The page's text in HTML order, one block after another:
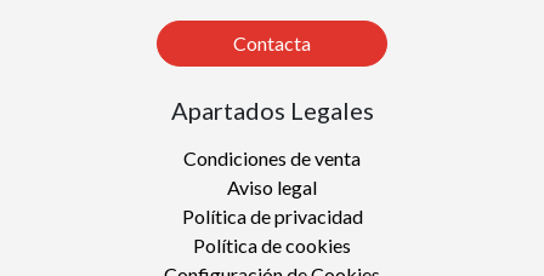
Contacta
Apartados Legales
Condiciones de venta
Aviso legal
Política de privacidad
Política de cookies